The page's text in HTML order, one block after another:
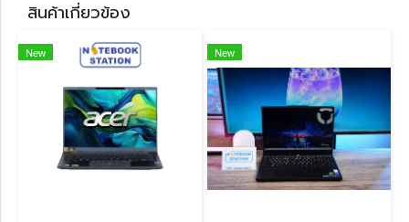
สินค้าเกี่ยวข้อง
New New